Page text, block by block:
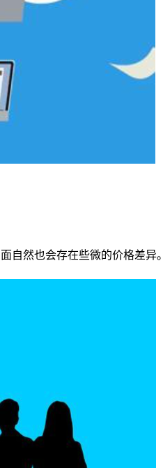
自然也会存在些微的价格差异。